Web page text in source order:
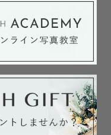
として活動している
ますし、
影を行うことができ
ん方に
！」等の言葉を
心してください。